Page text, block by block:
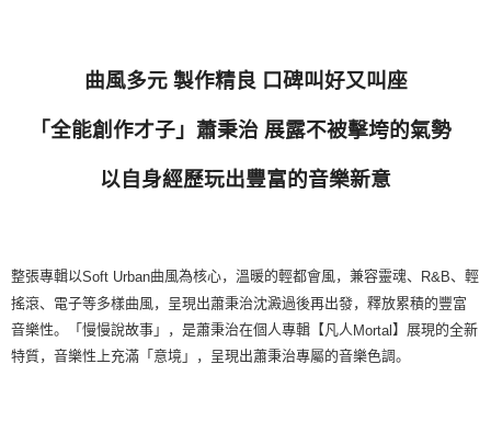
曲風多元 製作精良 口碑叫好又叫座
「全能創作才子」蕭秉治 展露不被擊垮的氣勢
以自身經歷玩出豐富的音樂新意
整張專輯以Soft Urban曲風為核心，溫暖的輕都會風，兼容靈魂、 R&B、輕
搖滾、電子等多樣曲風，呈現出蕭秉治沈澱過後再出發，釋放累積的豐富
音樂性。「慢慢說故事」，是蕭秉治在個人專輯【凡人 Mortal】展現的全新
特質，音樂性上充滿「意境」，呈現出蕭秉治專屬的音樂色調。